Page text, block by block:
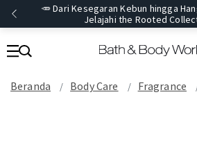
🥕 Dari Kesegaran Kebun hingga
Jelajahi the Rooted
Beranda Body Care Fragrance